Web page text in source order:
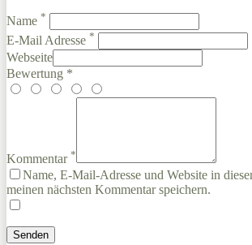
Name *
E-Mail Adresse *
Webseite
Bewertung *
Kommentar *
Name, E-Mail-Adresse und Website in
meinen nächsten Kommentar speichern.